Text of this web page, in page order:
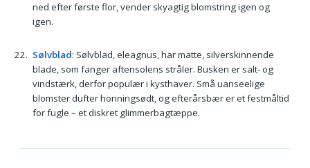
ned efter første flor, vender skyagtig blomstring igen og
igen.
Sølvblad: Sølvblad, eleagnus, har matte, silverskinnende
blade, som fanger aftensolens stråler. Busken er salt- og
vindstærk, derfor populær i kysthaver. Små uanseelige
blomster dufter honningsødt, og efterårsbær er et festmåltid
for fugle – et diskret glimmerbagtæppe.